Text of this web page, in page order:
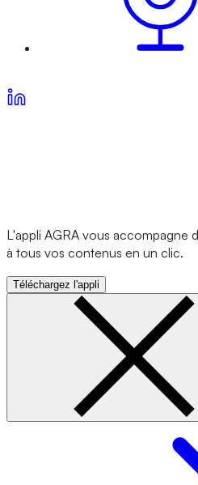
L'appli AGRA vous accompagne
à tous vos contenus en un clic.
Téléchargez l'appli